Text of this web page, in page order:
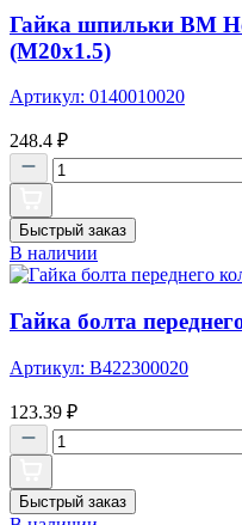
Гайка шпильки ВМ
(М20х1.5)
Артикул: 0140010020
248.4 ₽
Быстрый заказ
В наличии
Гайка болта
Артикул: B422300020
123.39 ₽
Быстрый заказ